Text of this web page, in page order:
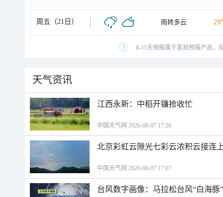
周五（21日） 雨转多云
8-15天预报属于客观预报产品，
天气资讯
江西永新：中稻开镰抢收忙
中国天气网 2026-08-07 17:26
北京彩虹云隙光七彩云浓积云接连
中国天气网 2026-08-07 17:07
台风数字画像：马拉松台风“白海